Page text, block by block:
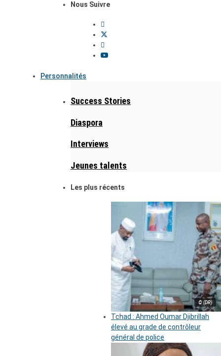
Nous Suivre
Personnalités
Success Stories
Diaspora
Interviews
Jeunes talents
Les plus récents
© (DR)
Tchad : Ahmed Oumar Djibrillah
élevé au grade de contrôleur
général de police